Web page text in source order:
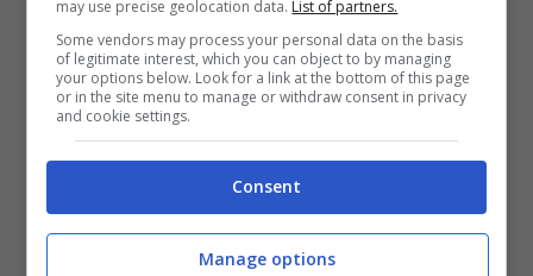
dimostrata essere una trappola per tori
che ha poi ha spinto le quotazioni al
ribasso.
Solo una chiusura settimanale superiore a
2.374 $ potrebbe essere un chiaro indizio
di continuazione al rialzo.
may use precise geolocation data. List of partners.
Some vendors may process your personal data on the basis
of legitimate interest, which you can object to by managing
your options below. Look for a link at the bottom of this page
or in the site menu to manage or withdraw consent in privacy
and cookie settings.
Consent
Manage options